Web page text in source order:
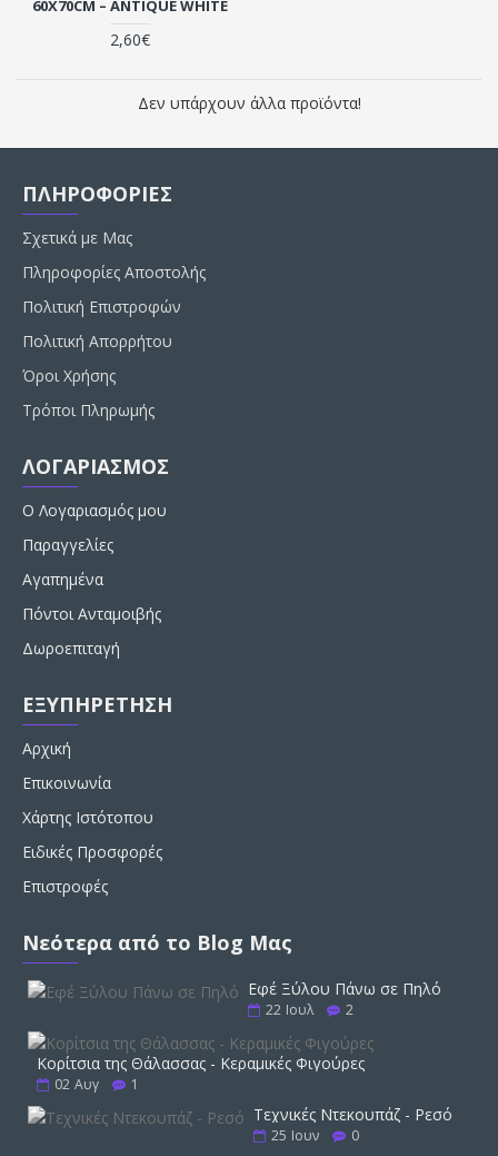
60X70CM – ANTIQUE WHITE
2,60€
Δεν υπάρχουν άλλα προϊόντα!
ΠΛΗΡΟΦΟΡΙΕΣ
Σχετικά με Μας
Πληροφορίες Αποστολής
Πολιτική Επιστροφών
Πολιτική Απορρήτου
Όροι Χρήσης
Τρόποι Πληρωμής
ΛΟΓΑΡΙΑΣΜΟΣ
Ο Λογαριασμός μου
Παραγγελίες
Αγαπημένα
Πόντοι Ανταμοιβής
Δωροεπιταγή
ΕΞΥΠΗΡΕΤΗΣΗ
Αρχική
Επικοινωνία
Χάρτης Ιστότοπου
Ειδικές Προσφορές
Επιστροφές
Νεότερα από το Blog Μας
Εφέ Ξύλου Πάνω σε Πηλό
22 Ιουλ 2
Κορίτσια της Θάλασσας - Κεραμικές Φιγούρες
02 Αυγ 1
Τεχνικές Ντεκουπάζ - Ρεσό
25 Ιουν 0